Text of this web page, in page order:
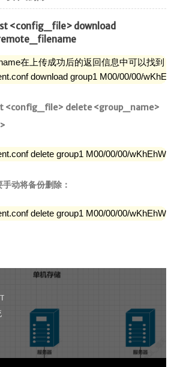
<config_file> download
在上传成功后的返回信息中可以找到
download group1 M00/00/00/
<config_file> delete <group_name>
delete group1 M00/00/00/
动将备份删除：
delete group1 M00/00/00/